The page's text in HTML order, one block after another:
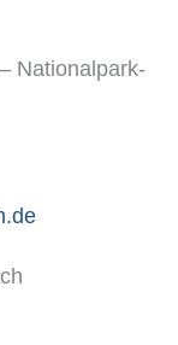
Nationalpark-